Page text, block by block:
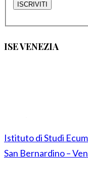
ISE VENEZIA
Istituto di Studi
San Bernardino –